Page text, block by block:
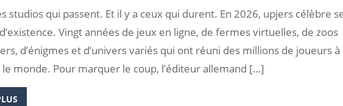
studios qui passent. Et il y a ceux qui durent. En 2026, upjers célèbre
Vingt années de jeux en ligne, de fermes virtuelles, de zoos
d’énigmes et d’univers variés qui ont réuni des millions de joueurs à
monde. Pour marquer le coup, l’éditeur allemand […]